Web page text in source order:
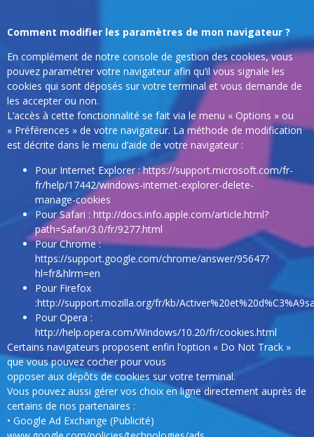
Comment modifier les paramètres de mon navigateur ?
En complément de notre console de gestion des cookies, vous
pouvez paramétrer votre navigateur afin qu’il vous signale les
cookies qui sont déposés sur votre terminal et vous demande de
les accepter ou non.
L’accès à cette fonctionnalité se fait via le menu « Options » ou
« Préférences » de votre navigateur. La méthode de modification
est décrite dans le menu d’aide de votre navigateur :
Pour Internet Explorer : https://support.microsoft.com/fr-
fr/help/17442/windows-internet-explorer-delete-
manage-cookies
Pour Safari : http://docs.info.apple.com/article.html?
path=Safari/3.0/fr/9277.html
Pour Chrome :
https://support.google.com/chrome/answer/95647?
hl=fr&hlrm=en
Pour Firefox
:http://support.mozilla.org/fr/kb/
Pour Opera :
http://help.opera.com/Windows/10.20/fr/cookies.html
Certains navigateurs proposent enfin l’option « Do Not Track »
que vous pouvez cocher pour vous
opposer aux dépôts de cookies sur votre terminal.
Vous pouvez aussi gérer vos choix en ligne directement auprès de
certains de nos partenaires :
• Google Ad Exchange (Publicité)